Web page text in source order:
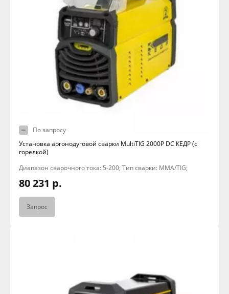
По запросу
Установка аргонодуговой сварки MultiTIG 2000P DC КЕДР (с
горелкой)
Диапазон сварочного тока: 5-200; Тип сварки: MMA/TIG;
80 231 р.
Запрос